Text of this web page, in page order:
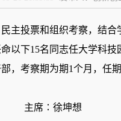
主投票和组织考察，结合
以下15名同志任大学科技
，考察期为期1个月，任期
主席∶徐坤想